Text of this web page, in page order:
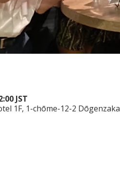
JST
1F, 1-chōme-12-2